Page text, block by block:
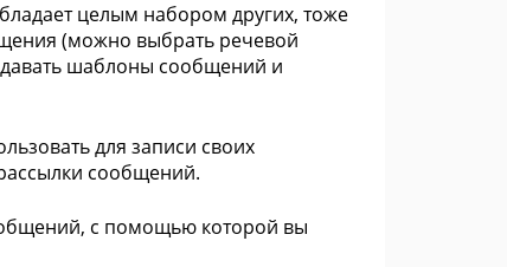
целым набором других, тоже
(можно выбрать речевой
шаблоны сообщений и
для записи своих
сообщений.
с помощью которой вы